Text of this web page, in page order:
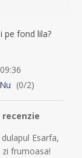
pe fond lila?
Nu (0/2)
recenzie
Esarfa,
frumoasa!